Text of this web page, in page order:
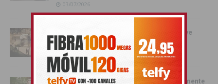
03/07/2026
Orihuela se convierte en escenario del live
action de Enredados de Disney
01/07/2026
Pilar Hernández, Armengola 2026: «realmente